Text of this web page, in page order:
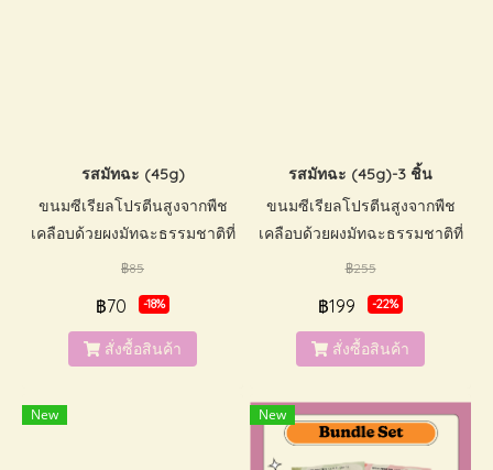
รสมัทฉะ (45g)
ขนมซีเรียลโปรตีนสูงจากพืช
เคลือบด้วยผงมัทฉะธรรมชาติที่
เข้มข้น น้ำตาลต่ำ มีวิตามิน
เพลินสามารถทานได้ทั้งเด็กและ
ผู้ใหญ่ ปราศจากนมและถั่ว ไม่
ใส่สารกันเสีย และสีสังเคราะห์
฿85
฿70 -18%
สั่งซื้อสินค้า
รสมัทฉะ (45g)-3 ชิ้น
ขนมซีเรียลโปรตีนสูงจากพืช
เคลือบด้วยผงมัทฉะธรรมชาติที่
เข้มข้น น้ำตาลต่ำ มีวิตามิน
เพลินสามารถทานได้ทั้งเด็กและ
ผู้ใหญ่ ปราศจากนมและถั่ว ไม่
ใส่สารกันเสีย และสีสังเคราะห์
฿255
฿199 -22%
สั่งซื้อสินค้า
New New